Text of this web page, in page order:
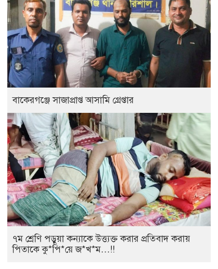
বাকেরগঞ্জে সাজাপ্রাপ্ত আসামি গ্রেপ্তার
৭ম শ্রেণি পড়ুয়া কন্যাকে উত্ত্যক্ত করার প্রতিবাদ করায়
পিতাকে কু*পি*য়ে জ*খ*ম…!!